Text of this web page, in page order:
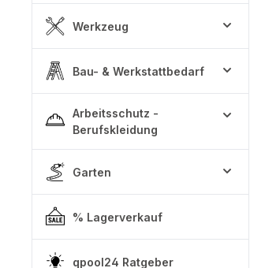
Werkzeug
Bau- & Werkstattbedarf
Arbeitsschutz -
Berufskleidung
Garten
% Lagerverkauf
qpool24 Ratgeber